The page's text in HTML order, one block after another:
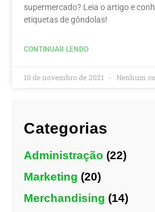
supermercado? Leia o artigo e
etiquetas de gôndolas!
CONTINUAR LENDO
10 de novembro de 2021 Nenhum
Categorias
Administração (22)
Marketing (20)
Merchandising (14)